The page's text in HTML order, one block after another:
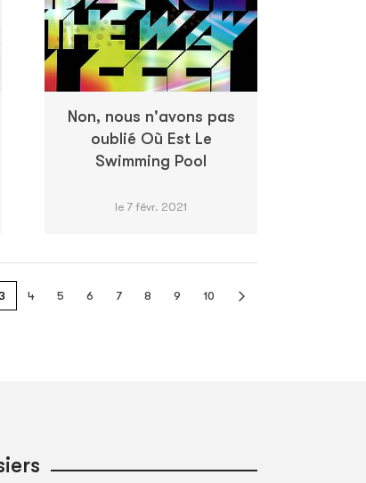
Non, nous n'avons pas
oublié Où Est Le
Swimming Pool
le 7 févr. 2021
4 5 6 7 8 9 10